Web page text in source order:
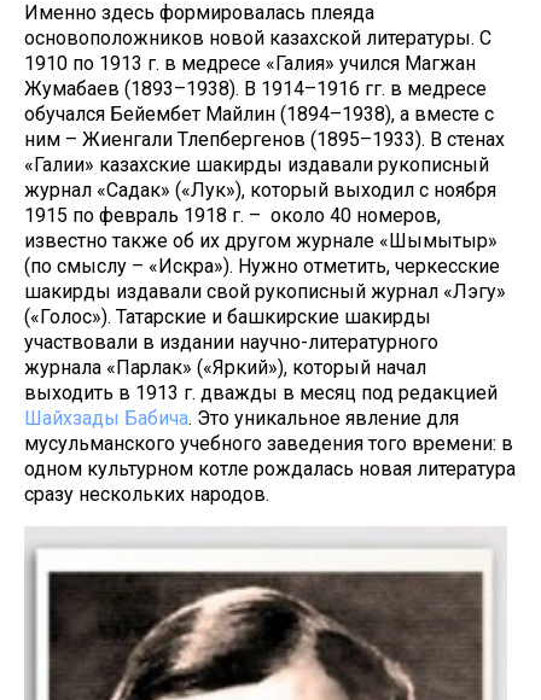
Именно здесь формировалась плеяда
основоположников новой казахской литературы. С
1910 по 1913 г. в медресе «Галия» учился Магжан
Жумабаев (1893–1938). В 1914–1916 гг. в медресе
обучался Бейембет Майлин (1894–1938), а вместе с
ним – Жиенгали Тлепбергенов (1895–1933). В стенах
«Галии» казахские шакирды издавали рукописный
журнал «Садак» («Лук»), который выходил с ноября
1915 по февраль 1918 г. – около 40 номеров,
известно также об их другом журнале «Шымытыр»
(по смыслу – «Искра»). Нужно отметить, черкесские
шакирды издавали свой рукописный журнал «Лэгу»
(«Голос»). Татарские и башкирские шакирды
участвовали в издании научно-литературного
журнала «Парлак» («Яркий»), который начал
выходить в 1913 г. дважды в месяц под редакцией
Шайхзады Бабича. Это уникальное явление для
мусульманского учебного заведения того времени: в
одном культурном котле рождалась новая литература
сразу нескольких народов.